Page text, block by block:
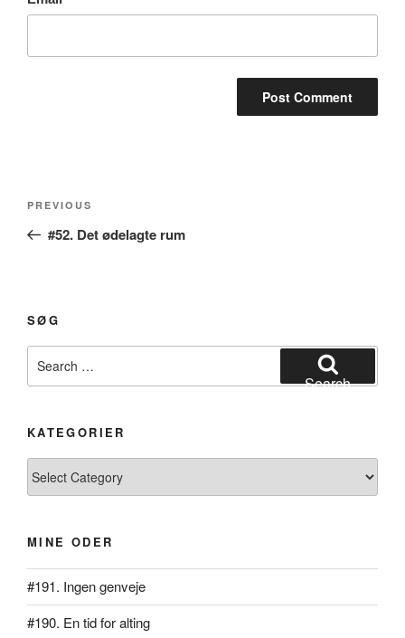
Previous
Post
PREVIOUS
#52. Det ødelagte rum
SØG
for:
Search
KATEGORIER
MINE ODER
#191. Ingen genveje
#190. En tid for alting